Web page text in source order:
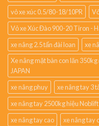
vỏ xe xúc 0.5/80-18/10PR
Vỏ xe Xúc Đào 900-20 Tiron -
xe nâng 2.5 tấn đài loan
xe
Xe nâng mặt bàn con lăn
JAPAN
xe nâng phuy
xe nâng tay 3
xe nâng tay 2500kg hiệu Noblift
xe nâng tay cao
xe nâng tay